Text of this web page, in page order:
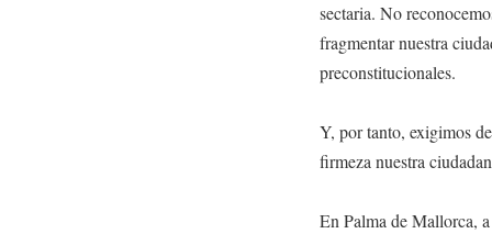
sectaria. No
fragmentar nuestra
preconstitucionales.
Y, por tanto, exigimos
firmeza nuestra
En Palma de Mallorca,